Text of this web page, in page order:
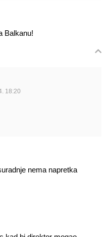
Balkanu!
18:20
nema napretka